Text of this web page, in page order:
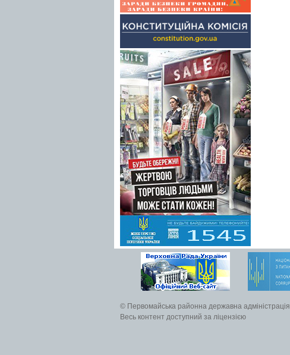
© Первомайська районна державна адміністрація
Весь контент доступний за ліцензією